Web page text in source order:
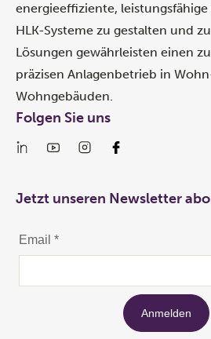
energieeffiziente,
HLK-Systeme zu gestalten und
Lösungen gewährleisten einen
präzisen Anlagenbetrieb in
Wohngebäuden.
Folgen Sie uns
Jetzt unseren Newsletter